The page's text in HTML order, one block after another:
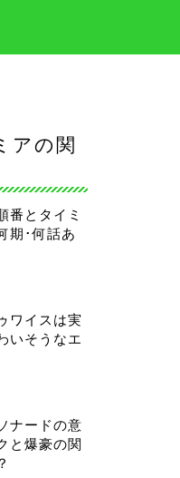
アの関
番とタイミ
期･何話あ
ワイスは実
いそうなエ
ナードの意
と爆豪の関